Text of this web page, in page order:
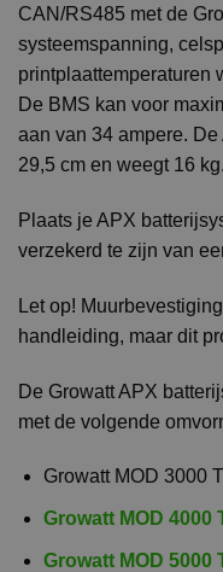
CAN/RS485 met de
systeemspanning,
printplaattemperaturen
De BMS kan voor
aan van 34 ampere.
29,5 cm en weegt 16 kg.
Plaats je APX
verzekerd te zijn van
Let op!
handleiding, maar dit
De Growatt APX
met de volgende
Growatt MOD 3000
Growatt MOD 4000
Growatt MOD 5000